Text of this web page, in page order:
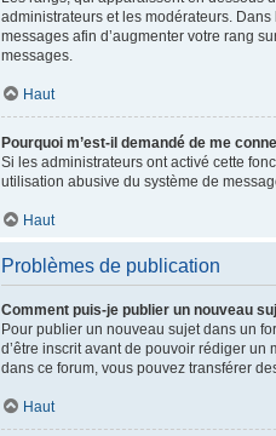
administrateurs et les modérateurs.
messages afin d’augmenter votre rang
messages.
Haut
Pourquoi m’est-il demandé de me
Si les administrateurs ont activé cette
utilisation abusive du système de
Haut
Problèmes de publication
Comment puis-je publier un nouveau
Pour publier un nouveau sujet dans un
d’être inscrit avant de pouvoir rédiger
dans ce forum, vous pouvez transférer
Haut